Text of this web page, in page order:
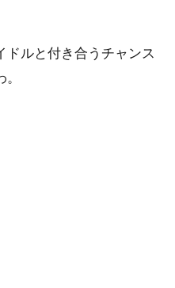
ルと付き合うチャンス